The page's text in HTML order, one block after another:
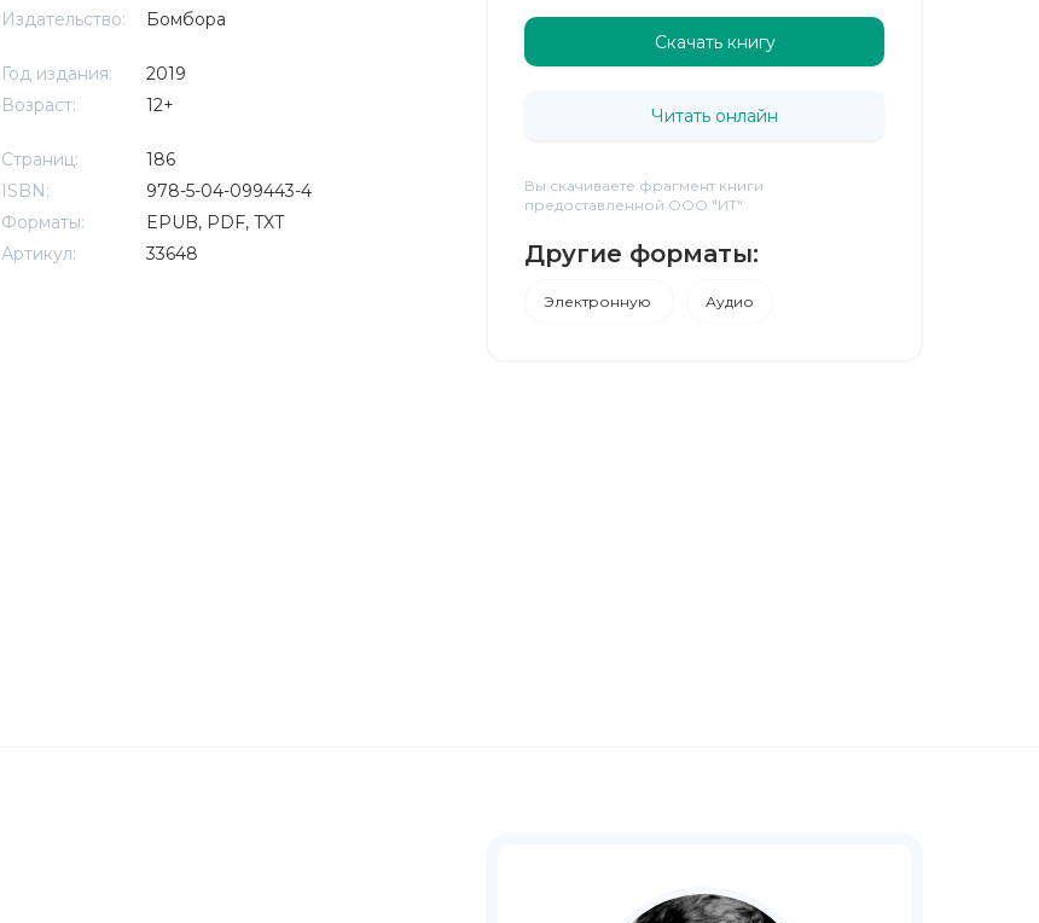
Издательство:
Бомбора
Год издания:
2019
Возраст:
12+
Страниц:
186
ISBN:
978-5-04-099443-4
Форматы:
EPUB, PDF, TXT
Артикул:
33648
Скачать книгу
Читать онлайн
Вы скачиваете фрагмент книги
предоставленной ООО "ИТ"
Другие форматы:
Электронную Аудио